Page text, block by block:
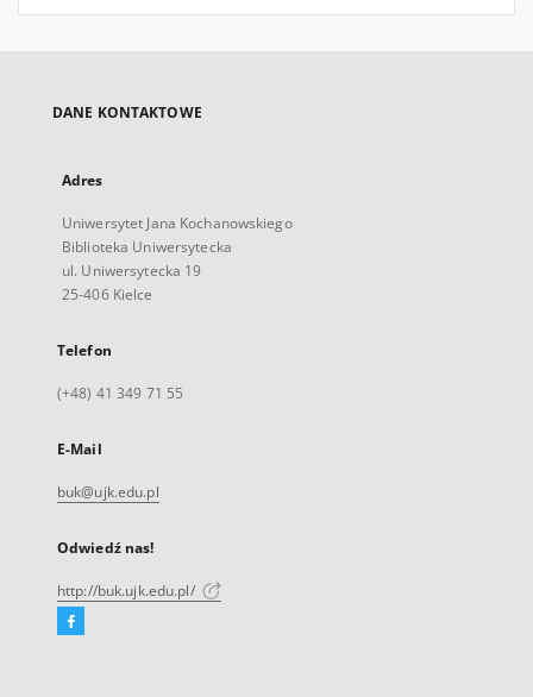
DANE KONTAKTOWE
Adres
Uniwersytet Jana Kochanowskiego
Biblioteka Uniwersytecka
ul. Uniwersytecka 19
25-406 Kielce
Telefon
(+48) 41 349 71 55
E-Mail
buk@ujk.edu.pl
Odwiedź nas!
http://buk.ujk.edu.pl/
Facebook